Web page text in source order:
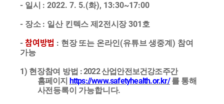
- 일시 : 2022. 7. 5.(화), 13:30~17:00
- 장소 : 일산 킨텍스 제 2전시장301 호
- 참여방법 : 현장 또는 온라인(유튜브 생중계 ) 참여
가능
1) 현장참여 방법 : 2022산업안전보건강조주간
홈페이지 https://www.safetyhealth.or.kr/ 를 통해
사전등록이 가능합니다.